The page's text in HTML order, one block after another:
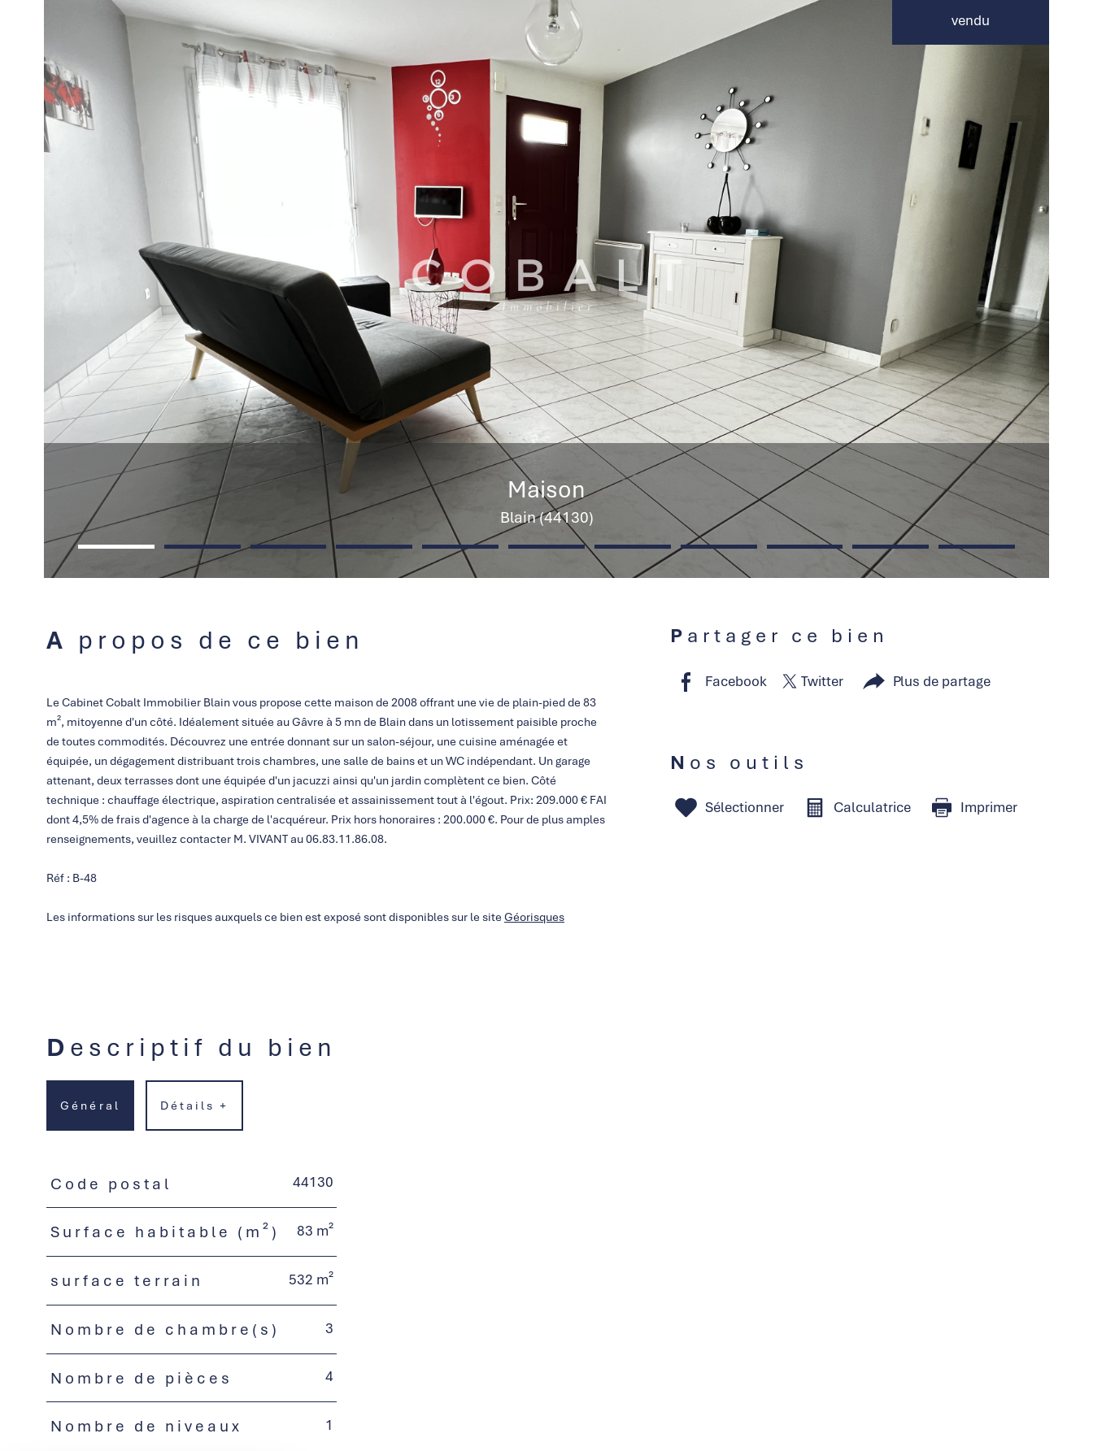
vendu
Maison
Blain (44130)
A propos de ce bien
Le Cabinet Cobalt Immobilier Blain vous propose cette maison de 2008 offrant une vie de plain-pied de 83
m², mitoyenne d'un côté. Idéalement située au Gâvre à 5 mn de Blain dans un lotissement paisible proche
de toutes commodités. Découvrez une entrée donnant sur un salon-séjour, une cuisine aménagée et
équipée, un dégagement distribuant trois chambres, une salle de bains et un WC indépendant. Un garage
attenant, deux terrasses dont une équipée d'un jacuzzi ainsi qu'un jardin complètent ce bien. Côté
technique : chauffage électrique, aspiration centralisée et assainissement tout à l'égout. Prix: 209.000 € FAI
dont 4,5% de frais d'agence à la charge de l'acquéreur. Prix hors honoraires : 200.000 €. Pour de plus amples
renseignements, veuillez contacter M. VIVANT au 06.83.11.86.08.
Réf : B-48
Les informations sur les risques auxquels ce bien est exposé sont disponibles sur le site Géorisques
Partager ce bien
Facebook Twitter Plus de partage
Nos outils
Sélectionner Calculatrice Imprimer
Descriptif du bien
Général Détails +
TRAD_PAMPERO_Caracteristique Valeurs
Code postal 44130
Surface habitable (m²) 83 m²
surface terrain 532 m²
Nombre de chambre(s) 3
Nombre de pièces 4
Nombre de niveaux 1